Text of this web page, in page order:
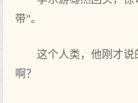
带”。
这个人类，他刚才
啊？